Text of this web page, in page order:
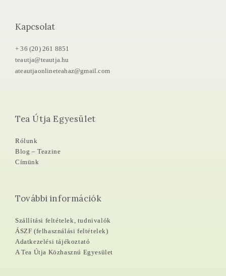
Kapcsolat
+ 36 (20) 261 8851
teautja@teautja.hu
ateautjaonlineteahaz@gmail.com
Tea Útja Egyesület
Rólunk
Blog – Teazine
Címünk
További információk
Szállítási feltételek, tudnivalók
ÁSZF (felhasználási feltételek)
Adatkezelési tájékoztató
A Tea Útja Közhasznú Egyesület